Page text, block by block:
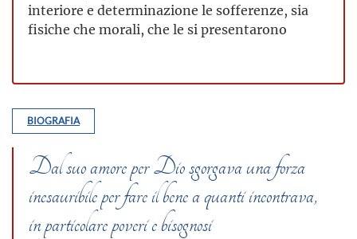
interiore e determinazione le sofferenze, sia
fisiche che morali, che le si presentarono
BIOGRAFIA
Dal suo amore per Dio sgorgava una forza
inesauribile per fare il bene a quanti incontrava,
in particolare poveri e bisognosi